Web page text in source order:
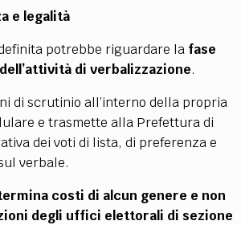
e legalità
potrebbe riguardare la fase
di verbalizzazione.
di scrutinio all’interno della propria
e trasmette alla Prefettura di
dei voti di lista, di preferenza e
verbale.
costi di alcun genere e non
degli uffici elettorali di sezione